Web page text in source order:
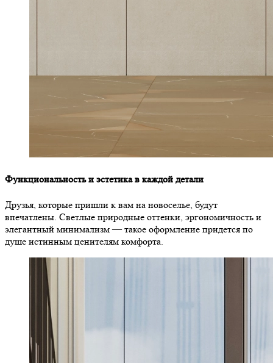
Функциональность и эстетика в каждой детали
Друзья, которые пришли к вам на новоселье, будут
впечатлены. Светлые природные оттенки, эргономичность и
элегантный минимализм — такое оформление придется по
душе истинным ценителям комфорта.